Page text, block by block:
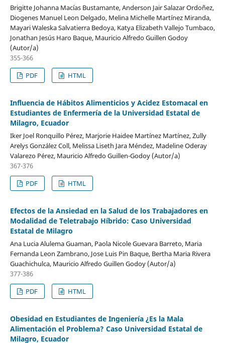
Brigitte Johanna Macías Bustamante, Anderson Jair Salazar Ordoñez,
Diogenes Manuel Leon Delgado, Melina Michelle Martínez Miranda,
Mayari Waleska Salvatierra Bedoya, Katya Elizabeth Vallejo Tumbaco,
Jonathan Jesús Haro Baque, Mauricio Alfredo Guillen Godoy
(Autor/a)
355-366
PDF
HTML
Influencia de Hábitos Alimenticios y Acidez Estomacal en
Estudiantes de Enfermería de la Universidad Estatal de
Milagro, Ecuador
Iker Joel Ronquillo Pérez, Marjorie Haidee Martínez Martínez, Zully
Arelys González Coll, Melissa Liseth Jara Méndez, Madeline Oderay
Valarezo Pérez, Mauricio Alfredo Guillen-Godoy (Autor/a)
367-376
PDF
HTML
Efectos de la Ansiedad en la Salud de los Trabajadores en
Modalidad de Teletrabajo Híbrido: Caso Universidad
Estatal de Milagro
Ana Lucia Alulema Guaman, Paola Nicole Guevara Barreto, Maria
Fernanda Leon Zambrano, Jose Luis Pin Baque, Bertha Maria Rivera
Guachichulca, Mauricio Alfredo Guillen Godoy (Autor/a)
377-386
PDF
HTML
Obesidad en Estudiantes de Ingeniería ¿Es la Mala
Alimentación el Problema? Caso Universidad Estatal de
Milagro, Ecuador